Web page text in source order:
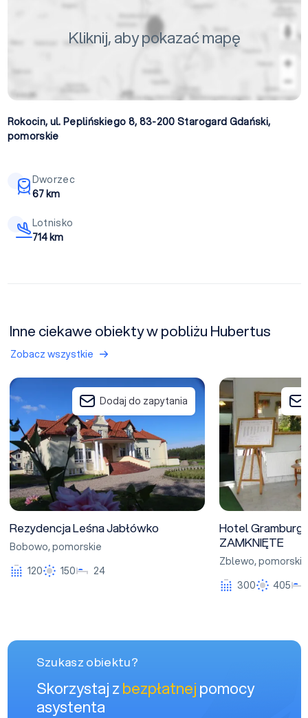
Kliknij, aby pokazać mapę
Rokocin, ul. Peplińskiego 8, 83-200Starogard Gdański,
pomorskie
Dworzec
67 km
Lotnisko
714 km
Inne ciekawe obiekty w pobliżu Hubertus
Zobacz wszystkie
Rezydencja Leśna Jabłówko
Dodaj do zapytania
Rezydencja Leśna Jabłówko
Bobowo,pomorskie
120
150 24
Hotel Gramburg-
Hotel Gramburg-
ZAMKNIĘTE
Zblewo,pomorskie
300
405
Szukasz obiektu?
Skorzystaj zbezpłatnejpomocy
asystenta